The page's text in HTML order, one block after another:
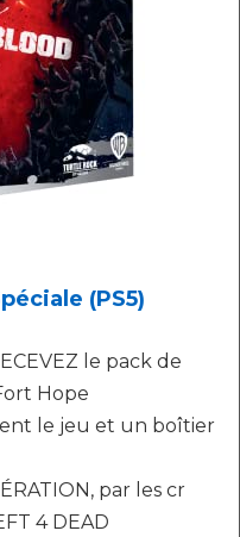
(PS5)
le pack de
Hope
le jeu et un boîtier
par les cr
4 DEAD